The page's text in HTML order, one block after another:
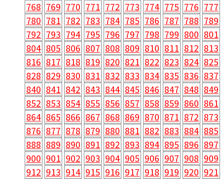
768 769 770 771 772 773 774 775 776 777
780 781 782 783 784 785 786 787 788 789
792 793 794 795 796 797 798 799 800 801
804 805 806 807 808 809 810 811 812 813
816 817 818 819 820 821 822 823 824 825
828 829 830 831 832 833 834 835 836 837
840 841 842 843 844 845 846 847 848 849
852 853 854 855 856 857 858 859 860 861
864 865 866 867 868 869 870 871 872 873
876 877 878 879 880 881 882 883 884 885
888 889 890 891 892 893 894 895 896 897
900 901 902 903 904 905 906 907 908 909
912 913 914 915 916 917 918 919 920 921